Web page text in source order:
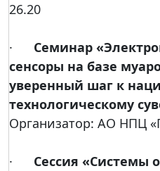
26.20
· Семинар
сенсоры на базе
уверенный шаг к
технологическому
Организатор: АО НПЦ
· Сессия «Системы